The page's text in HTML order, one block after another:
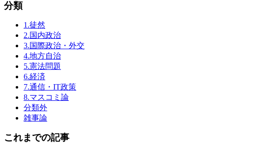
分類
1.徒然
2.国内政治
3.国際政治・外交
4.地方自治
5.憲法問題
6.経済
7.通信・IT政策
8.マスコミ論
分類外
雑事論
これまでの記事